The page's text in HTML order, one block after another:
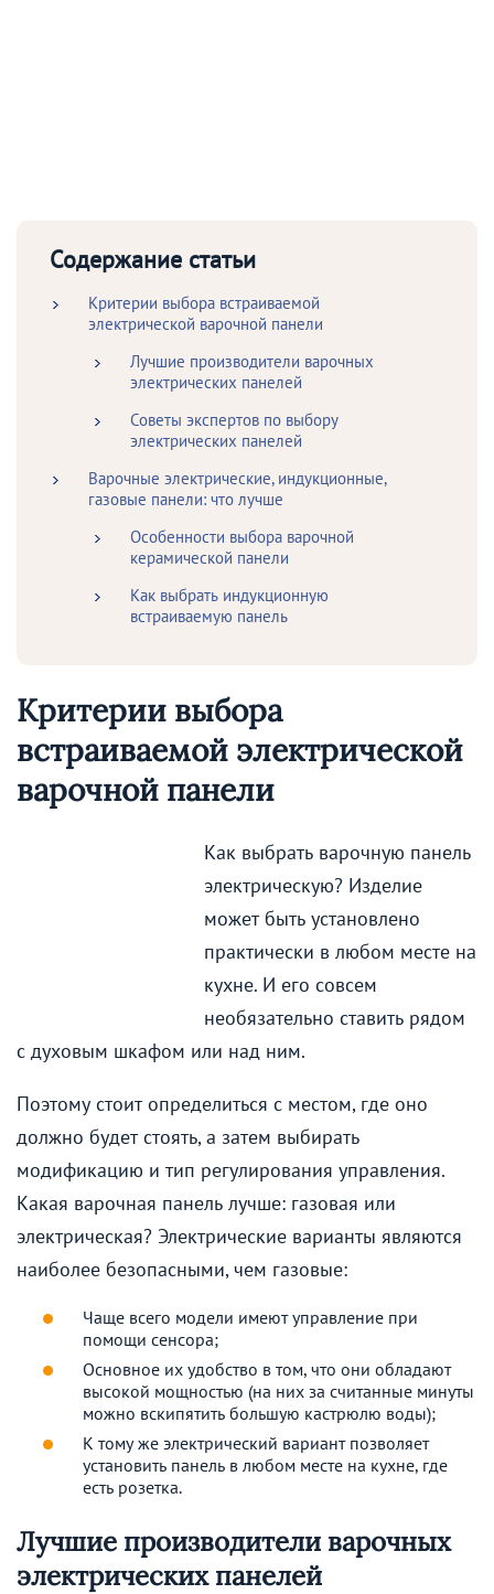
Содержание статьи
Критерии выбора встраиваемой
электрической варочной панели
Лучшие производители варочных
электрических панелей
Советы экспертов по выбору
электрических панелей
Варочные электрические, индукционные,
газовые панели: что лучше
Особенности выбора варочной
керамической панели
Как выбрать индукционную
встраиваемую панель
Критерии выбора
встраиваемой электрической
варочной панели
Как выбрать варочную панель
электрическую? Изделие
может быть установлено
практически в любом месте на
кухне. И его совсем
необязательно ставить рядом
с духовым шкафом или над ним.
Поэтому стоит определиться с местом, где оно
должно будет стоять, а затем выбирать
модификацию и тип регулирования управления.
Какая варочная панель лучше: газовая или
электрическая? Электрические варианты являются
наиболее безопасными, чем газовые:
Чаще всего модели имеют управление при
помощи сенсора;
Основное их удобство в том, что они обладают
высокой мощностью (на них за считанные минуты
можно вскипятить большую кастрюлю воды);
К тому же электрический вариант позволяет
установить панель в любом месте на кухне, где
есть розетка.
Лучшие производители варочных
электрических панелей